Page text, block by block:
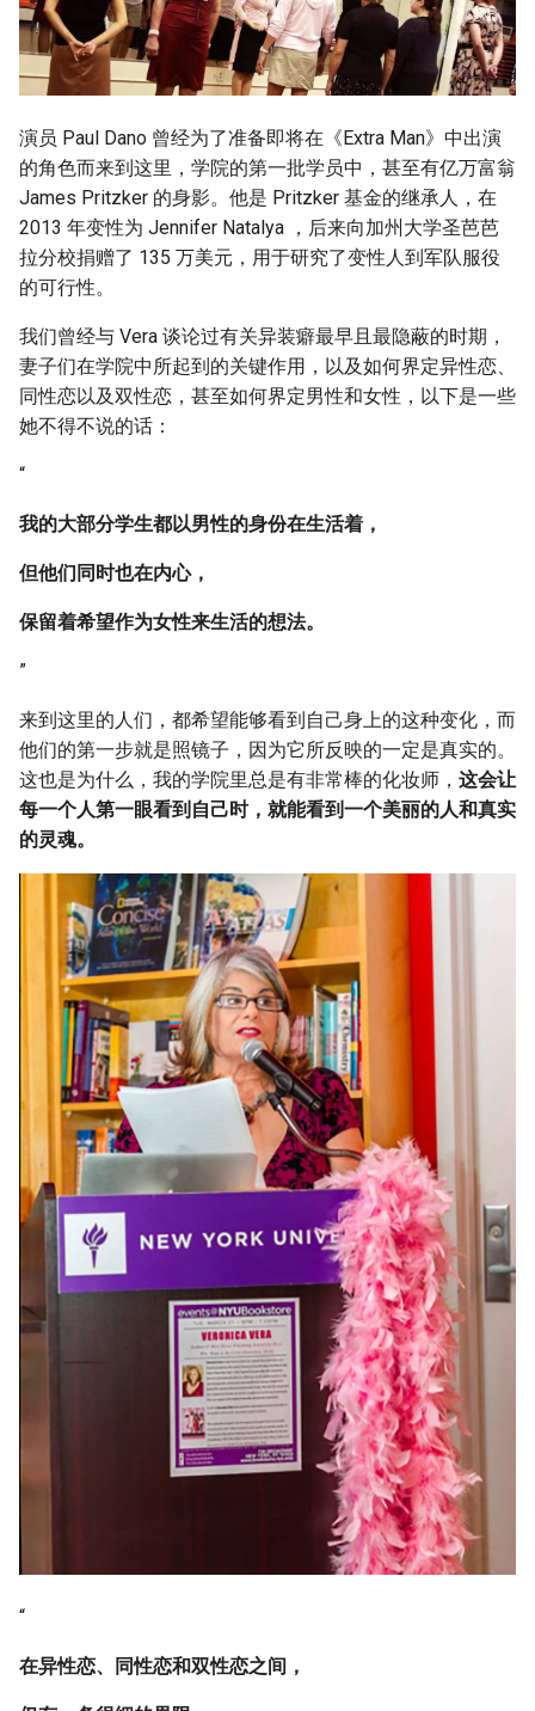
演员 Paul Dano 曾经为了准备即将在《Extra Man》中出演
的角色而来到这里，学院的第一批学员中，甚至有亿万富翁
James Pritzker 的身影。他是 Pritzker 基金的继承人，在
2013 年变性为 Jennifer Natalya ，后来向加州大学圣芭芭
拉分校捐赠了 135 万美元，用于研究了变性人到军队服役
的可行性。
我们曾经与 Vera 谈论过有关异装癖最早且最隐蔽的时期，
妻子们在学院中所起到的关键作用，以及如何界定异性恋、
同性恋以及双性恋，甚至如何界定男性和女性，以下是一些
她不得不说的话：
“
我的大部分学生都以男性的身份在生活着，
但他们同时也在内心，
保留着希望作为女性来生活的想法。
”
来到这里的人们，都希望能够看到自己身上的这种变化，而
他们的第一步就是照镜子，因为它所反映的一定是真实的。
这也是为什么，我的学院里总是有非常棒的化妆师， 这会让
每一个人第一眼看到自己时， 就能看到一个美丽的人和真实
的灵魂。
“
在异性恋、同性恋和双性恋之间，